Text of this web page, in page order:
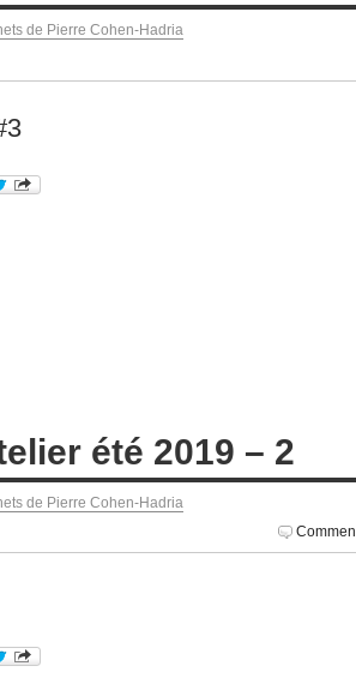
de Pierre Cohen-Hadria
été 2019 – 2
de Pierre Cohen-Hadria